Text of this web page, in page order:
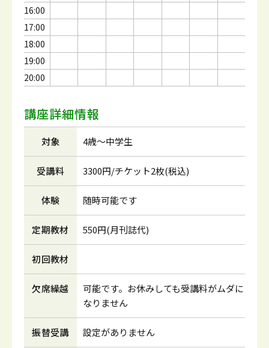
16:00
17:00
18:00
19:00
20:00
講座詳細情報
対象 4歳～中学生
受講料 3300円/チケット2枚(税込)
体験 随時可能です
定期教材 550円(月刊誌代)
初回教材
欠席繰越
可能です。お休みしても受講料がムダに
なりません
振替受講 設定がありません